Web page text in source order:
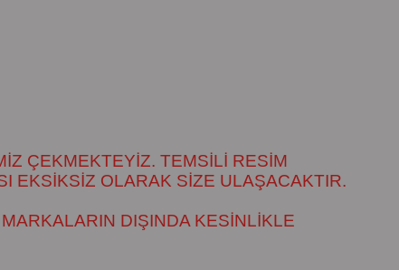
ÇEKMEKTEYİZ. TEMSİLİ RESİM
EKSİKSİZ OLARAK SİZE ULAŞACAKTIR.
DIŞINDA KESİNLİKLE